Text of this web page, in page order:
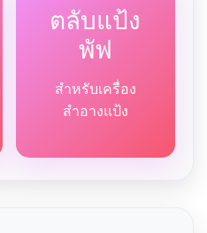
ตลับแป้ง
พัฟ
สำหรับเครื่อง
สำอางแป้ง